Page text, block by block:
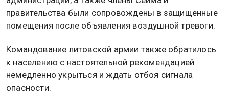
правительства были сопровождены в защищенные
помещения после объявления воздушной тревоги.
Командование литовской армии также обратилось
к населению с настоятельной рекомендацией
немедленно укрыться и ждать отбоя сигнала
опасности.